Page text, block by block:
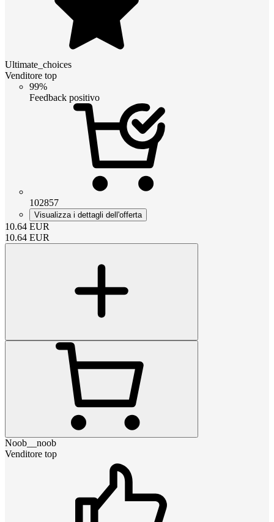
Ultimate_choices
Venditore top
99%
Feedback positivo
102857
Visualizza i dettagli dell'offerta
10.64 EUR
10.64 EUR
Noob__noob
Venditore top